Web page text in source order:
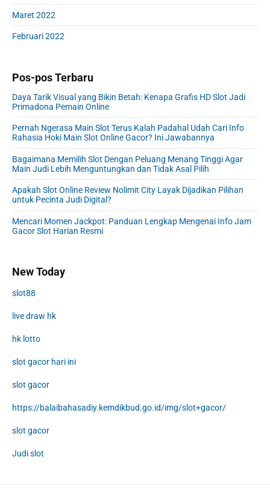
Maret 2022
Februari 2022
Pos-pos Terbaru
Daya Tarik Visual yang Bikin Betah: Kenapa Grafis HD Slot Jadi
Primadona Pemain Online
Pernah Ngerasa Main Slot Terus Kalah Padahal Udah Cari Info
Rahasia Hoki Main Slot Online Gacor? Ini Jawabannya
Bagaimana Memilih Slot Dengan Peluang Menang Tinggi Agar
Main Judi Lebih Menguntungkan dan Tidak Asal Pilih
Apakah Slot Online Review Nolimit City Layak Dijadikan Pilihan
untuk Pecinta Judi Digital?
Mencari Momen Jackpot: Panduan Lengkap Mengenai Info Jam
Gacor Slot Harian Resmi
New Today
slot88
live draw hk
hk lotto
slot gacor hari ini
slot gacor
https://balaibahasadiy.kemdikbud.go.id/img/slot+gacor/
slot gacor
Judi slot